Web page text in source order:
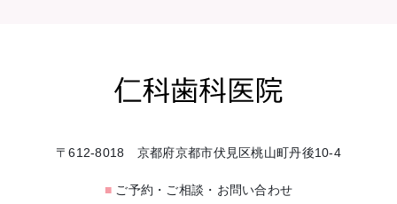
〒612-8018 京都府京都市伏見区桃山町丹後10-4
■ ご予約・ご相談・お問い合わせ